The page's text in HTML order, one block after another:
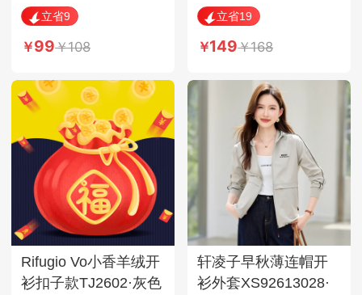
立省9
99 108
S82630039·安可拉红
立省19
149 168
Rifugio Vo小香羊绒开
衫扣子款TJ2602·灰色
轩凌子早秋薄连帽开
衫外套XS92613028·